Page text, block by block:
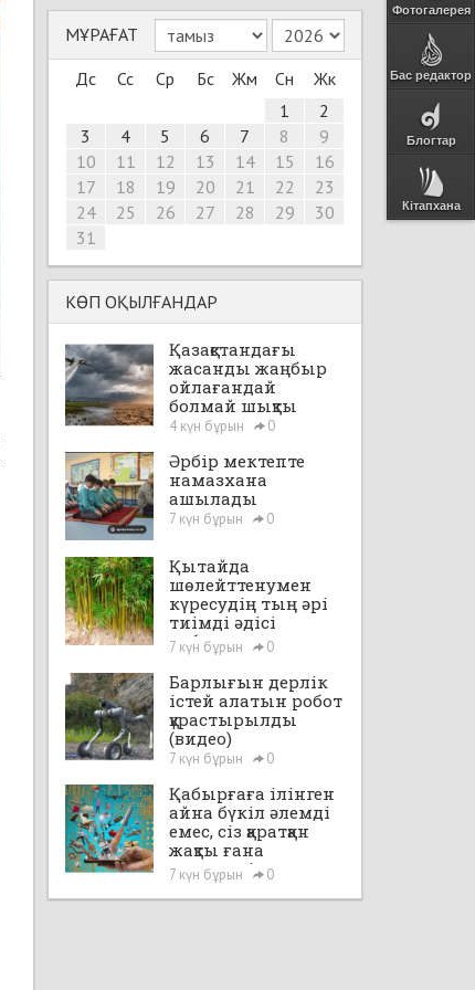
Фотогалерея
Бас редактор
Блогтар
Кітапхана
МҰРАҒАТ
Дс
Сс Ср Бс Жм Сн
Жк
1
2
3
4 5 6 7 8
9
10
11 12 13 14 15
16
17
18 19 20 21 22
23
24
25 26 27 28 29
30
31
КӨП ОҚЫЛҒАНДАР
Қазақстандағы
жасанды жаңбыр
ойлағандай
болмай шықты
4 күн бұрын 0
Әрбір мектепте
намазхана
ашылады
7 күн бұрын 0
Қытайда
шөлейттенумен
күресудің тың әрі
тиімді әдісі
табылды
7 күн бұрын 0
Барлығын дерлік
істей алатын робот
құрастырылды
(видео)
7 күн бұрын 0
Қабырғаға ілінген
айна бүкіл әлемді
емес, сіз қаратқан
жақты ғана
көрсетеді
7 күн бұрын 0